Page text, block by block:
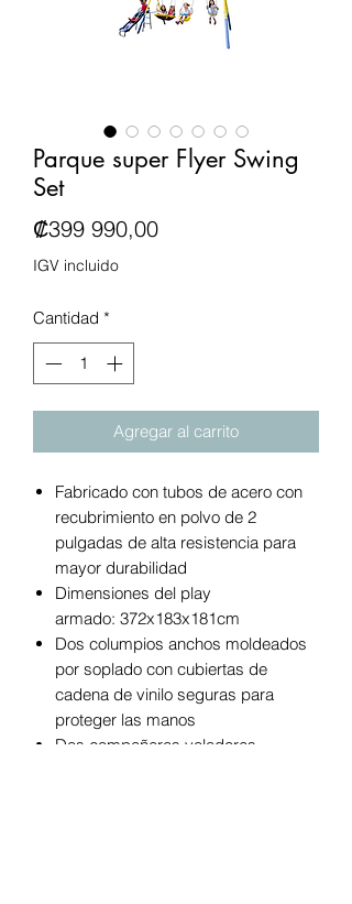
Parque super Flyer Swing
Set
₡399 990,00Precio
IGV incluido
Cantidad *
Agregar al carrito
Fabricado con tubos de acero con
recubrimiento en polvo de 2
pulgadas de alta resistencia para
mayor durabilidad
Dimensiones del play
armado: 372x183x181cm
Dos columpios anchos moldeados
por soplado con cubiertas de
cadena de vinilo seguras para
proteger las manos
Dos compañeros voladores